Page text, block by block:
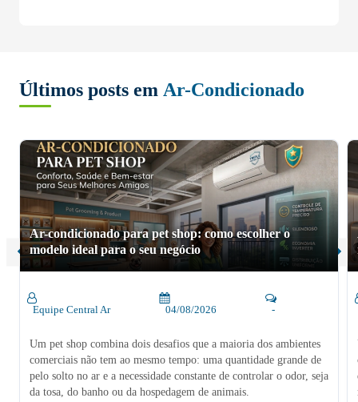
Últimos posts em Ar-Condicionado
Ar-condicionado para pet shop: como escolher o
modelo ideal para o seu negócio
Equipe Central Ar 04/08/2026 -
Um pet shop combina dois desafios que a maioria dos ambientes
comerciais não tem ao mesmo tempo: uma quantidade grande de
pelo solto no ar e a necessidade constante de controlar o odor, seja
da tosa, do banho ou da hospedagem de animais.